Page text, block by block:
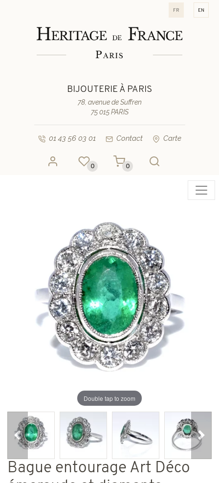
fr en
BIJOUTERIE À PARIS
78, avenue de Suffren
75 015 PARIS
01 43 56 03 01 Contact Carte
0 0
Double tap to zoom
Précédent
Bague entourage Art Déco